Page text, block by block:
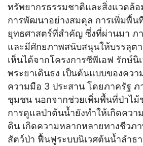
ทรัพยากรธรรมชาติและสิ่งแวดล้อ
การพัฒนาอย่างสมดุล การเพิ่มพื้น
ยุทธศาสตร์ที่สำคัญ ซึ่งที่ผ่านมา ภ
และมีศักยภาพสนับสนุนให้บรรลุต
เห็นได้จากโครงการซีพีเอฟ รักษ์นิ
พระยาเดินธง เป็นต้นแบบของควา
ความมือ 3 ประสาน โดยภาครัฐ ภ
ชุมชน นอกจากช่วยเพิ่มพื้นที่ป่าไม้
การดูแลป่าต้นน้ำยังทำให้เกิดคว
ดิน เกิดความหลากหลายทางชีวภ
สัตว์ป่า ฟื้นฟูระบบนิเวศต้นน้ำลำธ